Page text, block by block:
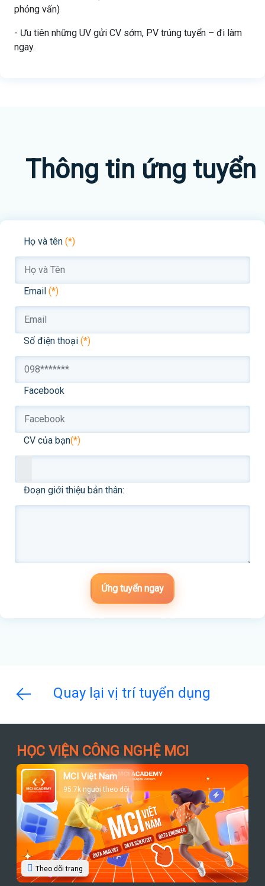
phỏng vấn)
- Ưu tiên những UV gửi CV sớm, PV trúng tuyển – đi làm
ngay.
Thông tin ứng tuyển
Họ và tên (*)
Email (*)
Số điện thoại (*)
Facebook
CV của bạn(*)
Đoạn giới thiệu bản thân:
Ứng tuyển ngay
Quay lại vị trí tuyển dụng
HỌC VIỆN CÔNG NGHỆ MCI
MCI Việt Nam
95.7k người theo dõi
Theo dõi trang